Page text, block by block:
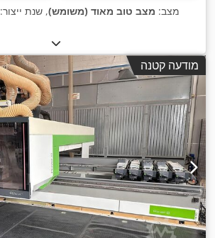
מצב: מצב טוב מאוד (משומש), שנת ייצור:
מודעה קטנה